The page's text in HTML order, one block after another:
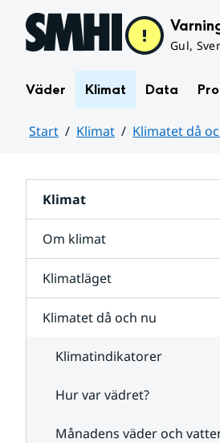
Hoppa till sidans innehåll
Gul,
Väder Klimat Data
Start Klimat Klimatet då
Klimat
Om klimat
Klimatläget
Klimatet då och nu
Klimatindikatorer
Hur var vädret?
Månadens väder och